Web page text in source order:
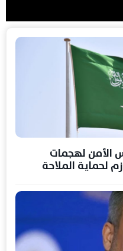
الأمن لهجمات
لحماية الملاحة